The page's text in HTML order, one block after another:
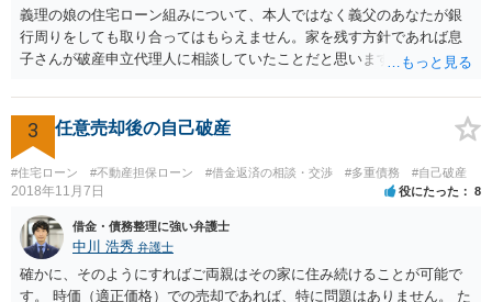
ば、他の共有者にとってもそれを支出するだけのメリットがあると思
います）。
義理の娘の住宅ローン組みについて、本人ではなく義父のあなたが銀
行周りをしても取り合ってはもらえません。家を残す方針であれば息
子さんが破産申立代理人に相談していたことだと思います。きちんと
3 任意売却後の自己破産
#住宅ローン #不動産担保ローン #借金返済の相談・交渉 #多重債務 #自己破産
2018年11月7日 役にたった 8
借金・債務整理に強い弁護士
中川 浩秀 弁護士
確かに、そのようにすればご両親はその家に住み続けることが可能で
す。 時価（適正価格）での売却であれば、特に問題はありません。 た